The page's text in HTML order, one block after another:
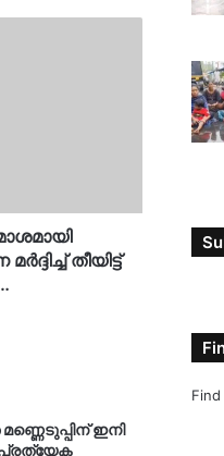
തീയിട്ട്
മണ്ണെടുപ്പിന് ഇനി
പ്രത്യേക